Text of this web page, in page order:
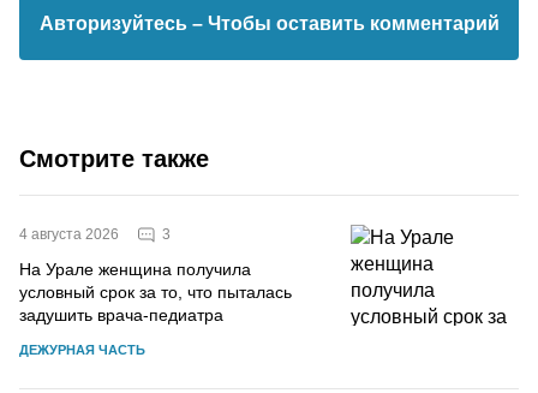
Авторизуйтесь – Чтобы оставить комментарий
Смотрите также
4 августа 2026 3
На Урале женщина получила
условный срок за то, что пыталась
задушить врача-педиатра
ДЕЖУРНАЯ ЧАСТЬ